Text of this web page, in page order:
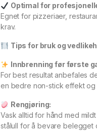
Optimal for
Egnet for pizzeriaer,
krav.
Tips for bruk og
Innbrenning før første
For best resultat anbefales
en bedre non-stick effekt og
Rengjøring:
Vask alltid for hånd med
stålull for å bevare belegget